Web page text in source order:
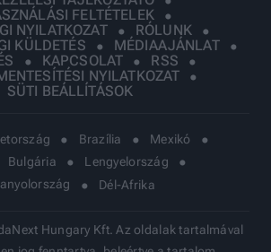
FELTÉTELEK
NYILATKOZAT
RÓLUNK
KÜLDETÉS
MÉDIAAJÁNLAT
KAPCSOLAT
RSS
NYILATKOZAT
SÜTI BEÁLLÍTÁSOK
Brazília
Mexikó
Bulgária
Lengyelország
Dél-Afrika
Hungary Kft. Az oldalak tartalmával